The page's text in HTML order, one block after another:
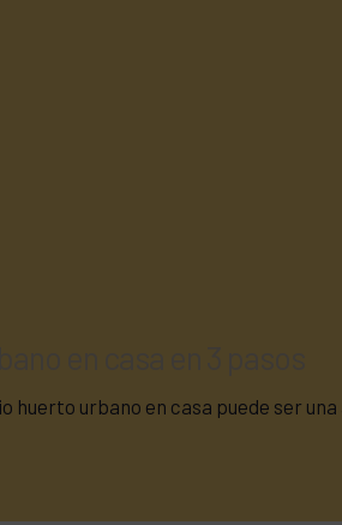
huerto urbano en casa puede ser